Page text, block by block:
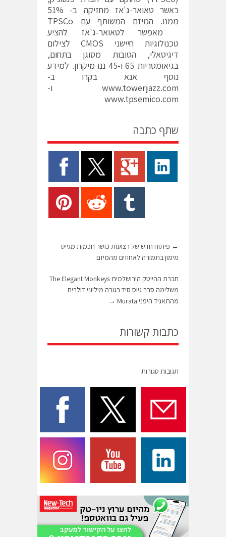
כאשר טאואר-ג'אז מחזיקה ב- 51%
ממנו. המיזם המשותף עם TPSCo
מאפשר לטאואר-ג'אז להציע
טכנולוגיות חיישני CMOS לצילום
דיגיטאלי, הטובות מסוגן בתחום,
בגיאומטריות 65 ו-45 ננו מיקרון. למידע
נוסף אנא בקרו ב-
www.towerjazz.com ו-
www.tpsemico.com
שתף כתבה
← פיתוח חדש של רצועות כושר חכמות מגייס
מימון בתמורה לאחוזים מהמיזם
חברת ההייטק הירושלמית The Elegant Monkeys
משלימה סבב גיוס סיד בגובה מיליוני דולרים
מהתאגיד היפני Murata
→
כתבות קשורות
תגובות סגורות